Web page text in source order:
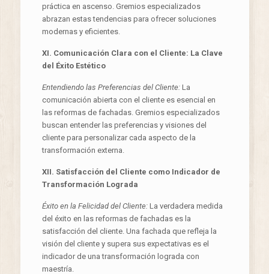
práctica en ascenso. Gremios especializados
abrazan estas tendencias para ofrecer soluciones
modernas y eficientes.
XI. Comunicación Clara con el Cliente: La Clave
del Éxito Estético
Entendiendo las Preferencias del Cliente:La
comunicación abierta con el cliente es esencial en
las reformas de fachadas. Gremios especializados
buscan entender las preferencias y visiones del
cliente para personalizar cada aspecto de la
transformación externa.
XII. Satisfacción del Cliente como Indicador de
Transformación Lograda
Éxito en la Felicidad del Cliente:La verdadera medida
del éxito en las reformas de fachadas es la
satisfacción del cliente. Una fachada que refleja la
visión del cliente y supera sus expectativas es el
indicador de una transformación lograda con
maestría.